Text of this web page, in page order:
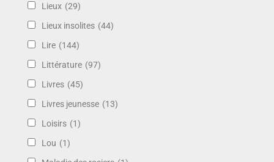
Lieux (29)
Lieux insolites (44)
Lire (144)
Littérature (97)
Livres (45)
Livres jeunesse (13)
Loisirs (1)
Lou (1)